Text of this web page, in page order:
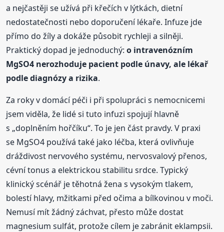
a nejčastěji se užívá při křečích v lýtkách, dietní
nedostatečnosti nebo doporučení lékaře. Infuze jde
přímo do žíly a dokáže působit rychleji a silněji.
Praktický dopad je jednoduchý:o intravenózním
MgSO4 nerozhoduje pacient podle únavy, ale lékař
podle diagnózy a rizika.
Za roky v domácí péči i při spolupráci s nemocnicemi
jsem viděla, že lidé si tuto infuzi spojují hlavně
s „doplněním hořčíku“. To je jen část pravdy. V praxi
se MgSO4 používá také jako léčba, která ovlivňuje
dráždivost nervového systému, nervosvalový přenos,
cévní tonus a elektrickou stabilitu srdce. Typický
klinický scénář je těhotná žena s vysokým tlakem,
bolestí hlavy, mžitkami před očima a bílkovinou v moči.
Nemusí mít žádný záchvat, přesto může dostat
magnesium sulfát, protože cílem je zabránit eklampsii.